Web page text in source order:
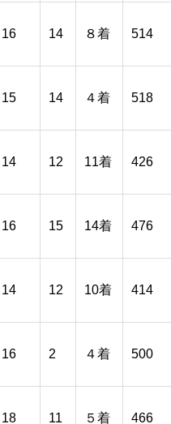
16 14 ８着 514
15 14 ４着 518
14 12 11着 426
16 15 14着 476
14 12 10着 414
16 2 ４着 500
18 11 ５着 466